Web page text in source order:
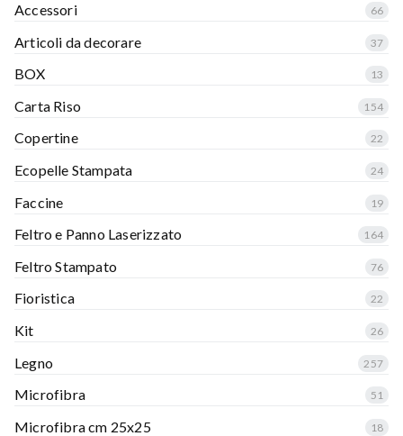
Accessori 66
Articoli da decorare 37
BOX 13
Carta Riso 154
Copertine 22
Ecopelle Stampata 24
Faccine 19
Feltro e Panno Laserizzato 164
Feltro Stampato 76
Fioristica 22
Kit 26
Legno 257
Microfibra 51
Microfibra cm 25x25 18